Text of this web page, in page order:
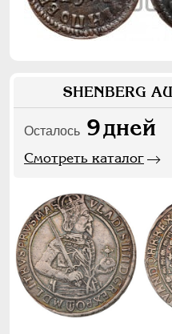
SHENBERG
Осталось 9дней
Смотреть каталог